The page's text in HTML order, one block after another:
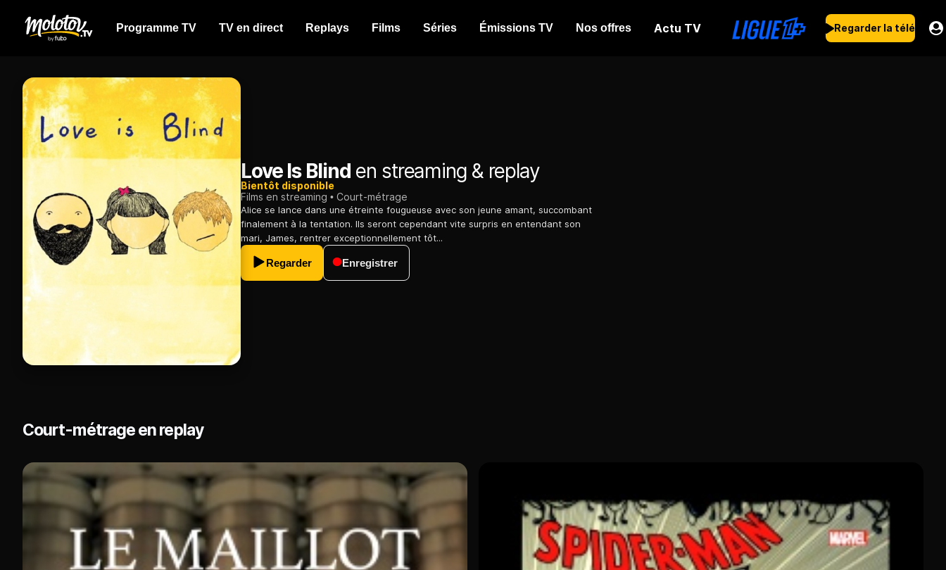
Programme TV TV en direct Replays Films Séries Émissions TV Nos offres Actu TV Regarder la télé
Love Is Blind en streaming & replay
Bientôt disponible
Films en streaming
Court-métrage
Alice se lance dans une étreinte fougueuse avec son jeune amant, succombant
finalement à la tentation. Ils seront cependant vite surpris en entendant son
mari, James, rentrer exceptionnellement tôt...
Regarder Enregistrer
Court-métrage en replay